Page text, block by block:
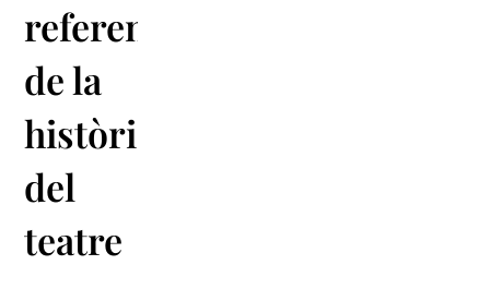
referent
de la
història
del
teatre